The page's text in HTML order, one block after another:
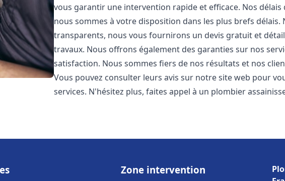
vous garantir une intervention rapide et efficace. Nos
nous sommes à votre disposition dans les plus brefs
transparents, nous vous fournirons un devis gratuit et
travaux. Nous offrons également des garanties sur nos
satisfaction. Nous sommes fiers de nos résultats et nos
Vous pouvez consulter leurs avis sur notre site web pour
services. N'hésitez plus, faites appel à un plombier
Zone intervention